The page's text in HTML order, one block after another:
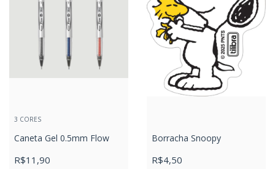
3 CORES
Caneta Gel 0.5mm Flow
R$11,90
Borracha Snoopy
R$4,50